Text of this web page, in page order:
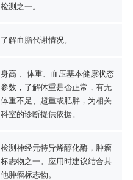
检测之一。
了解血脂代谢情况。
身高 、体重、血压基本健康状态
参数，了解体重是否正常，有无
体重不足、超重或肥胖，为相关
科室的诊断提供依据。
检测神经元特异烯醇化酶，肿瘤
标志物之一。应用时建议结合其
他肿瘤标志物。